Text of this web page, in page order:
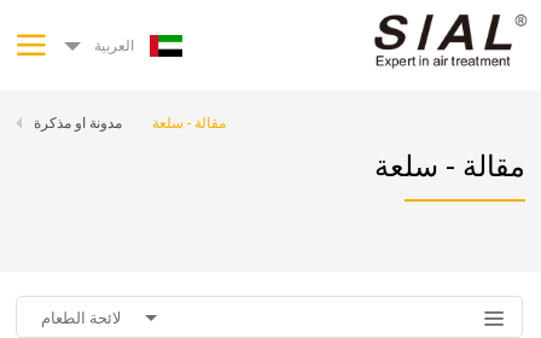
العربية
مدونة او مذكرة مقالة - سلعة
مقالة - سلعة
لائحة الطعام